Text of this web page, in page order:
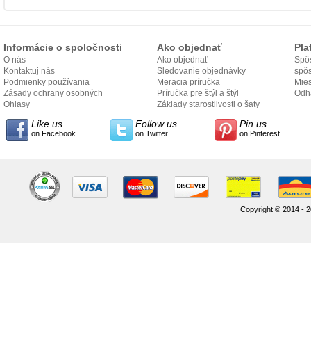
Informácie o spoločnosti
O nás
Kontaktuj nás
Podmienky používania
Zásady ochrany osobných
údajov
Ohlasy
Ako objednať
Ako objednať
Sledovanie objednávky
Meracia príručka
Príručka pre štýl a štýl
Základy starostlivosti o šaty
Like us
on Facebook
Follow us
on Twitter
Pin us
on Pinterest
Copyright © 2014 -